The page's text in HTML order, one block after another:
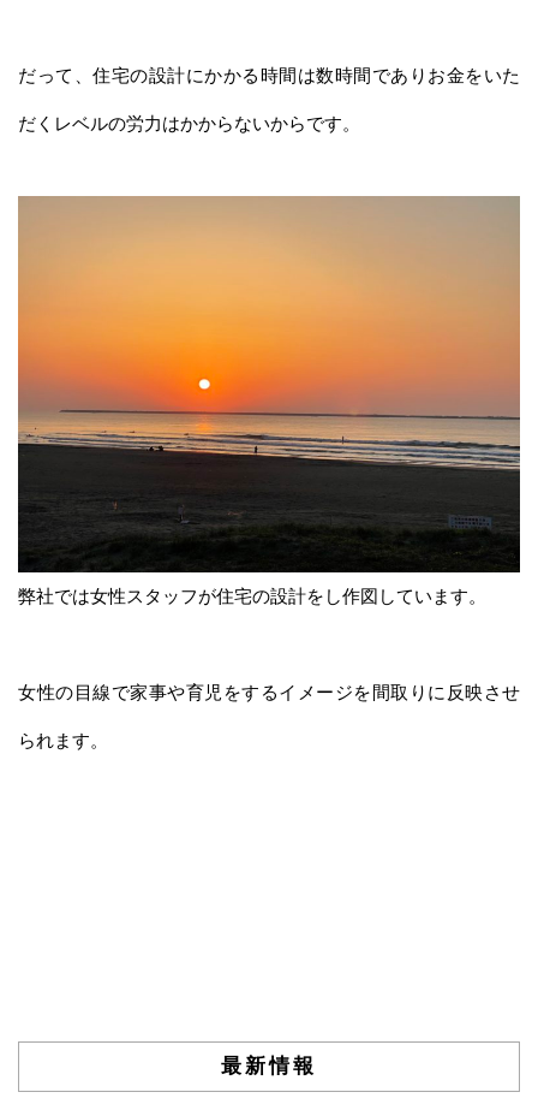
だって、住宅の設計にかかる時間は数時間でありお金をいた
だくレベルの労力はかからないからです。
弊社では女性スタッフが住宅の設計をし作図しています。
女性の目線で家事や育児をするイメージを間取りに反映させ
られます。
最新情報